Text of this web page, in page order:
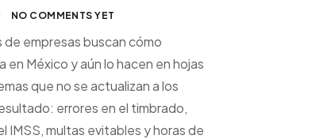
NO COMMENTS YET
de empresas buscan cómo
en México y aún lo hacen en hojas
que no se actualizan a los
errores en el timbrado,
IMSS, multas evitables y horas de